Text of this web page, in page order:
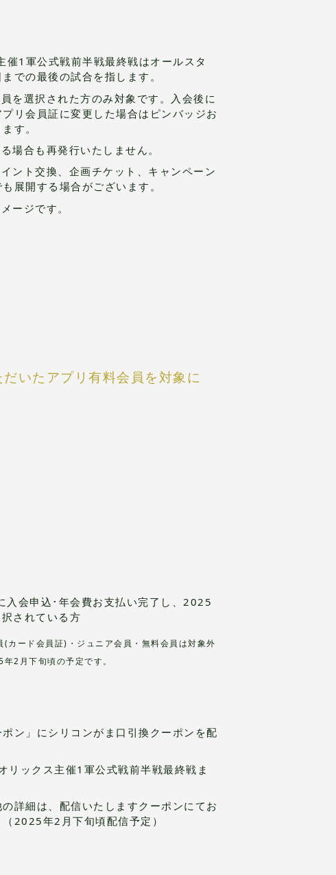
1軍公式戦前半戦最終戦はオールスタ
での最後の試合を指します。
を選択された方のみ対象です。入会後に
リ会員証に変更した場合はピンバッジお
す。
場合も再発行いたしません。
ント交換、企画チケット、キャンペーン
展開する場合がございます。
ージです。
いたアプリ有料会員を対象に
会申込･年会費お支払い完了し、2025
されている方
カード会員証)・ジュニア会員・無料会員は対象外
2月下旬頃の予定です。
ン」にシリコンがま口引換クーポンを配
リックス主催1軍公式戦前半戦最終戦ま
詳細は、配信いたしますクーポンにてお
2025年2月下旬頃配信予定）